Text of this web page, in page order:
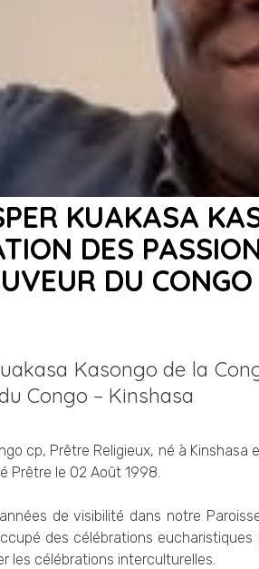
KUAKASA
DES
DU
Kasongo de la
Congo – Kinshasa
cp, Prêtre Religieux, né à
Prêtre le 02 Août 1998.
de visibilité dans notre
des célébrations
les célébrations interculturelles.